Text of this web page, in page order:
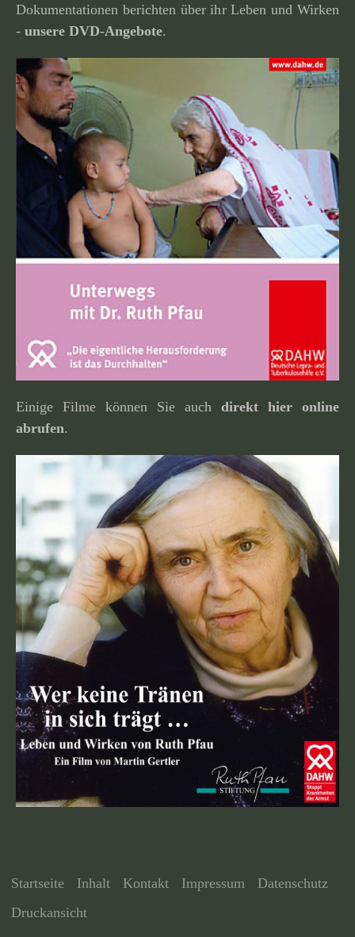
Dokumentationen berichten über ihr Leben und Wirken
- unsere DVD-Angebote.
Einige Filme können Sie auch direkt hier online
abrufen.
Startseite Inhalt Kontakt Impressum
Datenschutz
Druckansicht